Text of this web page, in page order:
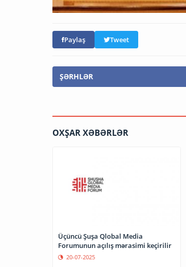
Paylaş Tweet
ŞƏRHLƏR
OXŞAR XƏBƏRLƏR
Üçüncü Şuşa Qlobal Media
Forumunun açılış mərasimi keçirilir
20-07-2025